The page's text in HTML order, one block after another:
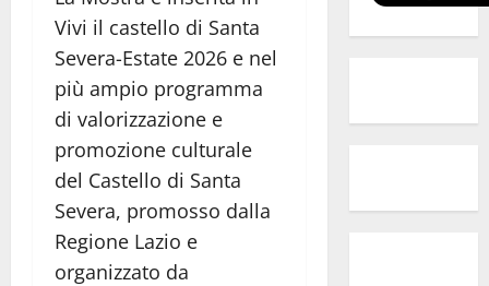
Vivi il castello di Santa
Severa-Estate 2026 e nel
più ampio programma
di valorizzazione e
promozione culturale
del Castello di Santa
Severa, promosso dalla
Regione Lazio e
organizzato da